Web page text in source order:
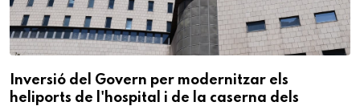
Inversió del Govern per modernitzar els
heliports de l'hospital i de la caserna dels